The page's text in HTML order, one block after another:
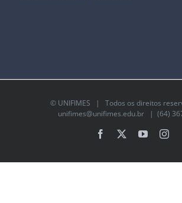
© UNIFIMES | Todos os direitos
unifimes@unifimes.edu.br| (64)
Facebook YouTube